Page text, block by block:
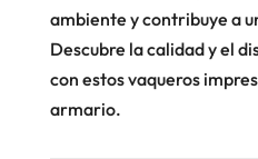
ambiente y contribuye a
Descubre la calidad y el
con estos vaqueros
armario.